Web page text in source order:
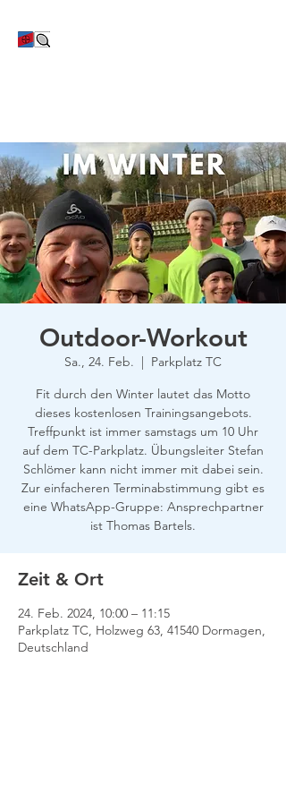
Outdoor-Workout
Sa., 24. Feb.
  |
Parkplatz TC
Fit durch den Winter lautet das Motto
dieses kostenlosen Trainingsangebots.
Treffpunkt ist immer samstags um 10 Uhr
auf dem TC-Parkplatz. Übungsleiter Stefan
Schlömer kann nicht immer mit dabei sein.
Zur einfacheren Terminabstimmung gibt es
eine WhatsApp-Gruppe: Ansprechpartner
ist Thomas Bartels.
Zeit & Ort
24. Feb. 2024, 10:00 – 11:15
Parkplatz TC, Holzweg 63, 41540 Dormagen,
Deutschland